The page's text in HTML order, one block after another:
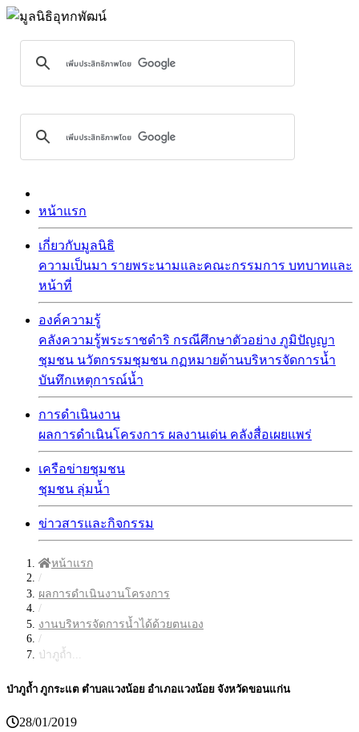
หน้าแรก
เกี่ยวกับมูลนิธิ
ความเป็นมา รายพระนามและคณะกรรมการ บทบาทและ
หน้าที่
องค์ความรู้
คลังความรู้พระราชดำริ กรณีศึกษาตัวอย่าง ภูมิปัญญา
ชุมชน นวัตกรรมชุมชน กฏหมายด้านบริหารจัดการน้ำ
บันทึกเหตุการณ์น้ำ
การดำเนินงาน
ผลการดำเนินโครงการ ผลงานเด่น คลังสื่อเผยแพร่
เครือข่ายชุมชน
ชุมชน ลุ่มน้ำ
ข่าวสารและกิจกรรม
หน้าแรก
/
ผลการดำเนินงานโครงการ
/
งานบริหารจัดการน้ำได้ด้วยตนเอง
/
ป่าภูถ้ำ...
ป่าภูถ้ำ ภูกระแต ตำบลแวงน้อย อำเภอแวงน้อย จังหวัดขอนแก่น
28/01/2019